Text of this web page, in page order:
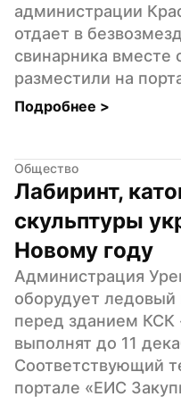
администрации
отдает в
свинарника вместе
разместили на
Подробнее >
Общество
Лабиринт,
скульптуры
Новому году
Администрация
оборудует
перед зданием КСК
выполнят до 11
Соответствующий
портале «ЕИС